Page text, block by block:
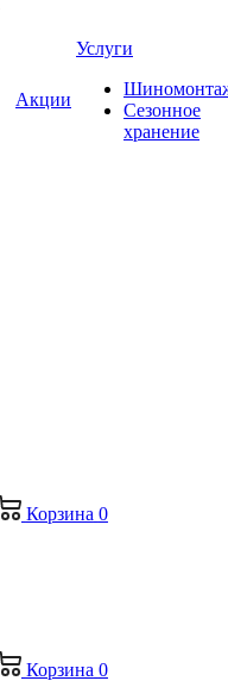
Акции
Услуги
Сезонное
хранение
Корзина 0
Корзина 0